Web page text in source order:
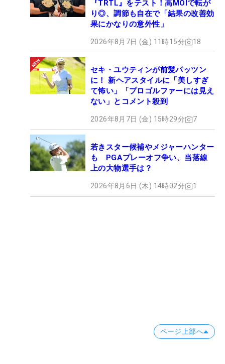
『TRTL』をテスト！高MOIで転が
り◎、調節も自在で「結果の改善効
果にかなりの意外性」
2026年8月7日 (金) 11時15分 18
セキ・ユウティンが前髪パッツン
に！ 新ヘアスタイルに「美しすぎ
て怖い」「プロゴルファーには見え
ない」とコメント殺到
2026年8月7日 (金) 15時29分 7
若きスター候補やメジャーハンター
も PGAプレーオフ争い、当落線
上の大物選手は？
2026年8月6日 (木) 14時02分 1
ページ上部へ